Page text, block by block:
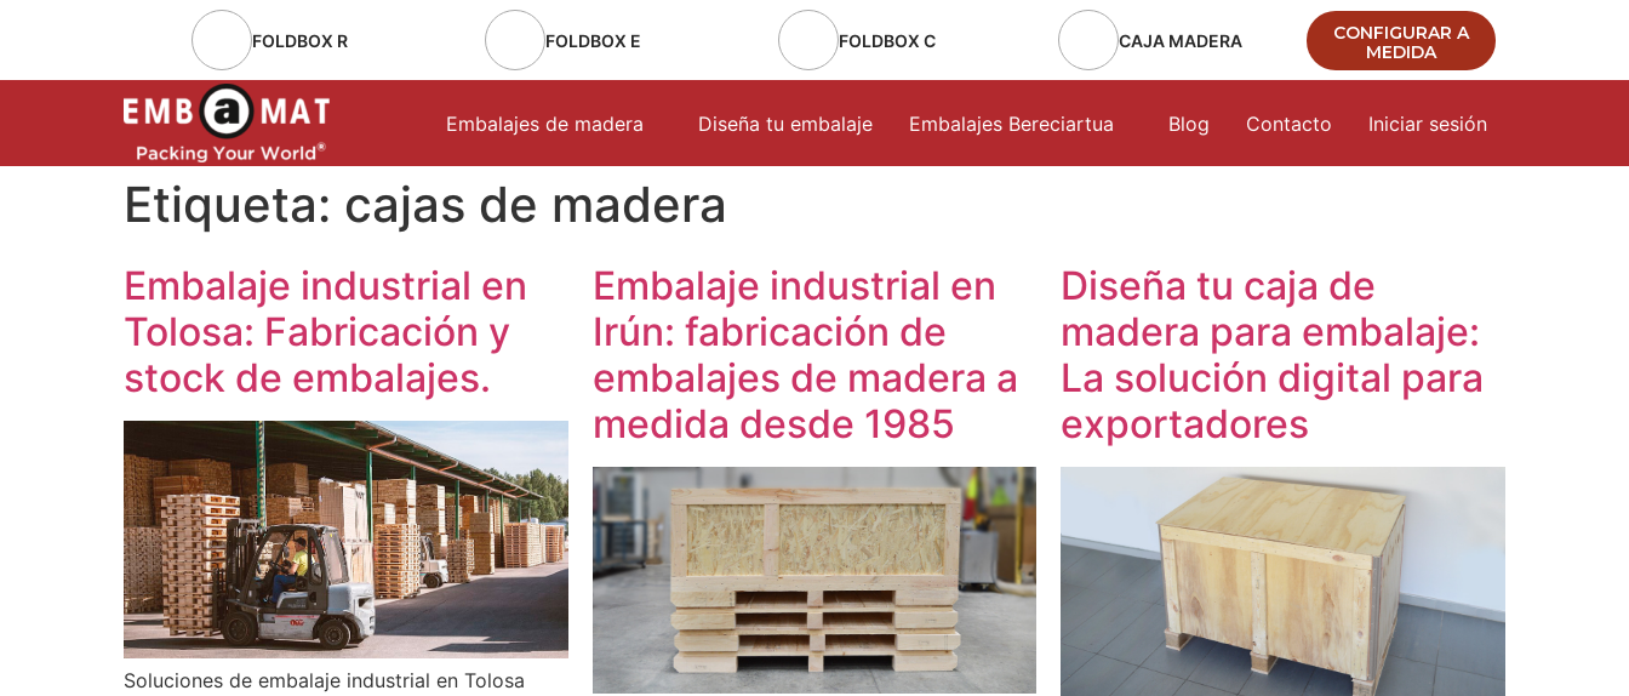
FOLDBOX R FOLDBOX E FOLDBOX C CAJA MADERA
CONFIGURAR A
MEDIDA
Embalajes de madera Diseña tu embalaje Embalajes Bereciartua Blog Contacto Iniciar sesión
Etiqueta: cajas de madera
Embalaje industrial en
Tolosa: Fabricación y
stock de embalajes.
Soluciones de embalaje industrial en Tolosa
Embalaje industrial en
Irún: fabricación de
embalajes de madera a
medida desde 1985
Diseña tu caja de
madera para embalaje:
La solución digital para
exportadores